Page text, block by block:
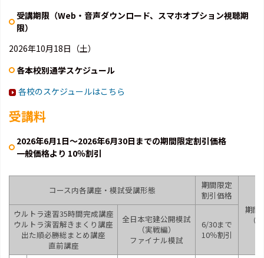
受講期限（Web・音声ダウンロード、スマホオプション視聴期
限）
2026年10月18日（土）
各本校別通学スケジュール
各校のスケジュールはこちら
受講料
2026年6月1日～2026年6月30日までの期間限定割引価格
一般価格より 10％割引
コース内各講座・模試受講形態
期間限定
割引価格
期間
（
ウルトラ速習35時間完成講座
ウルトラ演習解きまくり講座
出た順必勝総まとめ講座
直前講座
全日本宅建公開模試
（実戦編）
ファイナル模試
6/30まで
10％割引